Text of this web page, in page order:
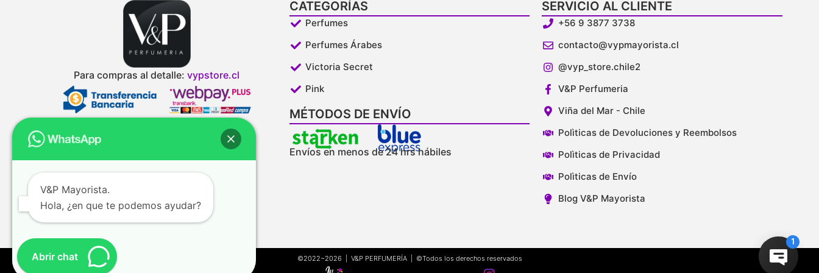
Para compras al detalle:vypstore.cl
CATEGORÍAS
Perfumes
Perfumes Árabes
Victoria Secret
Pink
MÉTODOS DE ENVÍO
Envíos en menos de 24 hrs hábiles
SERVICIO AL CLIENTE
+56 9 3877 3738
contacto@vypmayorista.cl
@vyp_store.chile2
V&P Perfumeria
Viña del Mar - Chile
Polìticas de Devoluciones y Reembolsos
Polìticas de Privacidad
Polìticas de Envío
Blog V&P Mayorista
©2022~2026 | V&P PERFUMERÍA | ©Todos los derechos reservados
V&P Mayorista.
Hola, ¿en que te podemos ayudar?
Abrir chat